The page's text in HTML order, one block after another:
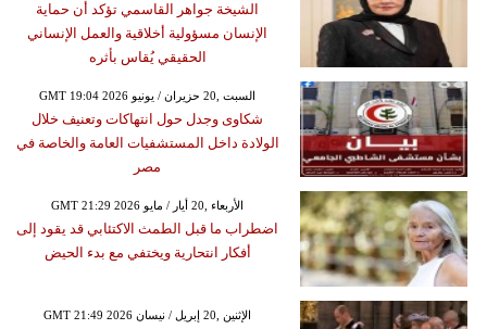
الشيخة جواهر القاسمي تؤكد أن حماية
الإنسان مسؤولية أخلاقية والعمل الإنساني
الحقيقي يُقاس بأثره
GMT 19:04 2026 السبت ,20 حزيران / يونيو
شكاوى وجدل حول انتهاكات وتعنيف خلال
الولادة داخل المستشفيات العامة والخاصة في
مصر
GMT 21:29 2026 الأربعاء ,20 أيار / مايو
اضطراب ما قبل الطمث الاكتئابي قد يقود إلى
أفكار انتحارية ويختفي مع بدء الحيض
GMT 21:49 2026 الإثنين ,20 إبريل / نيسان